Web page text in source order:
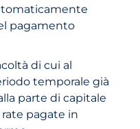
pagamento
di cui al
temporale già
parte di capitale
pagate in